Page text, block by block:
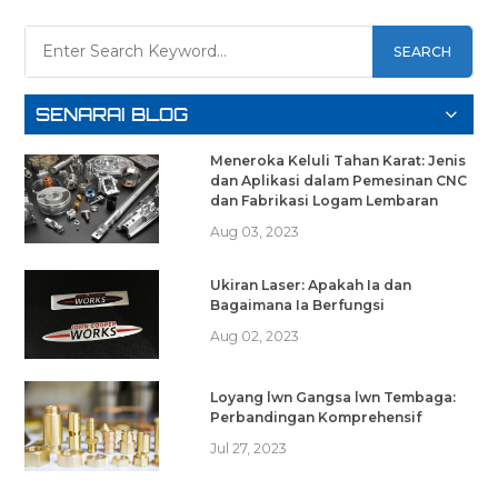
SEARCH
SENARAI BLOG
Meneroka Keluli Tahan Karat: Jenis
dan Aplikasi dalam Pemesinan CNC
dan Fabrikasi Logam Lembaran
Aug 03, 2023
Ukiran Laser: Apakah Ia dan
Bagaimana Ia Berfungsi
Aug 02, 2023
Loyang lwn Gangsa lwn Tembaga:
Perbandingan Komprehensif
Jul 27, 2023